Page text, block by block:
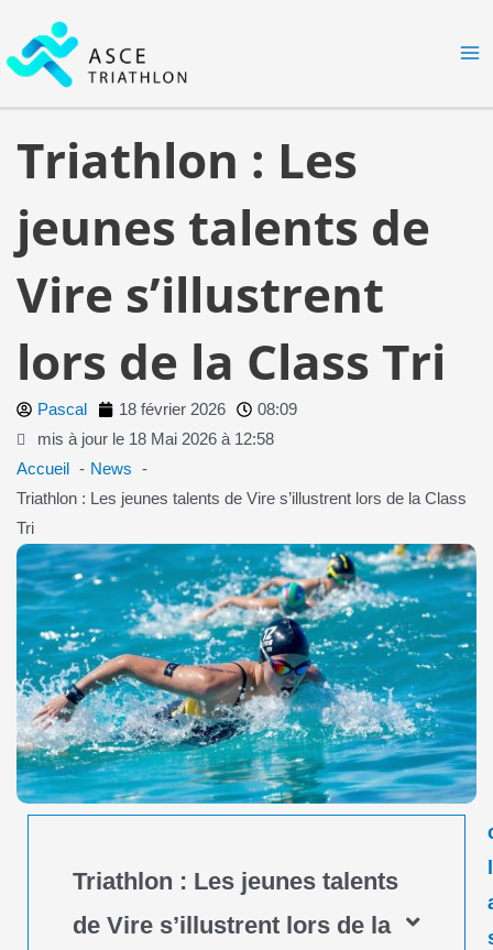
contenu
Triathlon : Les
jeunes talents de
Vire s’illustrent
lors de la Class Tri
Pascal 18 février 2026
08:09
mis à jour le 18 Mai 2026 à 12:58
Accueil
News
Triathlon : Les jeunes talents de Vire s’illustrent lors de la Class
Tri
Triathlon : Les jeunes talents
de Vire s’illustrent lors de la
l